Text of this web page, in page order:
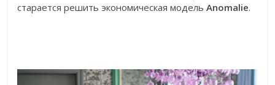
старается решить экономическая модельAnomalie.